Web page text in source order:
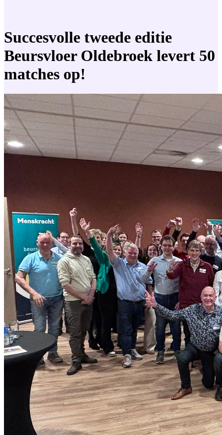
Succesvolle tweede editie
Beursvloer Oldebroek levert 50
matches op!